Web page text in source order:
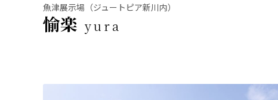
魚津展示場（ジュートピア新川内）
愉楽 yura